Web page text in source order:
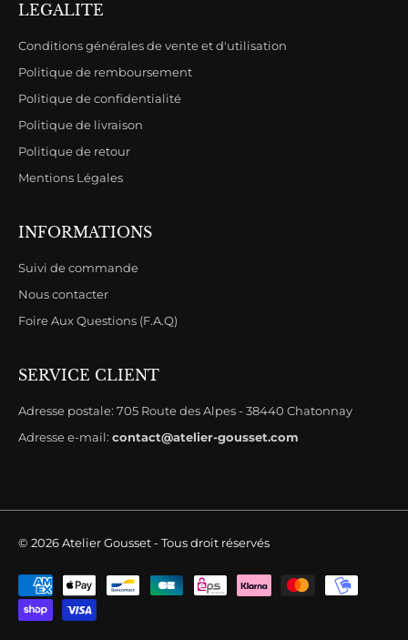
LEGALITE
Conditions générales de vente et d'utilisation
Politique de remboursement
Politique de confidentialité
Politique de livraison
Politique de retour
Mentions Légales
INFORMATIONS
Suivi de commande
Nous contacter
Foire Aux Questions (F.A.Q)
SERVICE CLIENT
Adresse postale: 705 Route des Alpes - 38440 Chatonnay
Adresse e-mail: contact@atelier-gousset.com
© 2026 Atelier Gousset - Tous droit réservés